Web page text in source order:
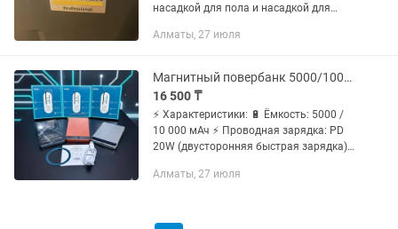
насадкой для пола и насадкой для
для эффективной гигиенической
средней...
Алматы, 27 июля
Магнитный повербанк 5000/10000 мАч тонкий, быстрый, стильный!
16 500 ₸
⚡ Характеристики: 🔋 Ёмкость: 5000 /
10 000 мАч ⚡ Проводная зарядка: PD
20W (двусторонняя быстрая зарядка)
магнитная (MagSafe совместимая) 📏
Алматы, 27 июля